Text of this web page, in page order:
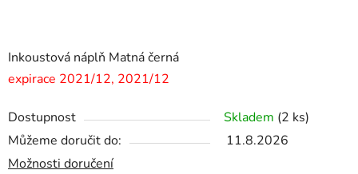
Inkoustová náplň Matná černá
expirace 2021/12, 2021/12
Dostupnost Skladem (2 ks)
Můžeme doručit do:
11.8.2026
Možnosti doručení